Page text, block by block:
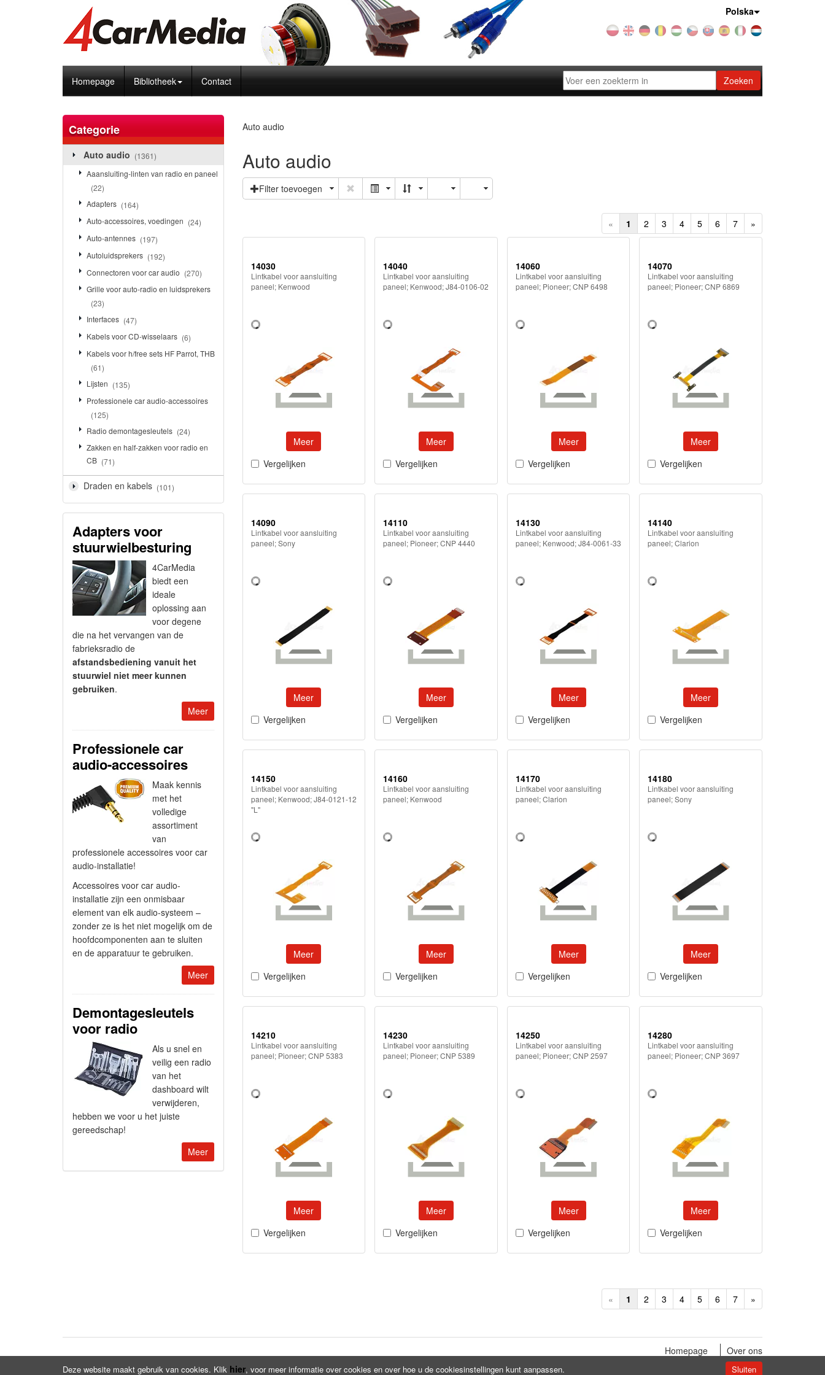
Polska
Homepage Bibliotheek Contact Zoeken
Categorie
Auto audio (1361)
Aaansluiting-linten van radio en paneel
(22)
Adapters (164)
Auto-accessoires, voedingen (24)
Auto-antennes (197)
Autoluidsprekers (192)
Connectoren voor car audio (270)
Grille voor auto-radio en luidsprekers
(23)
Interfaces (47)
Kabels voor CD-wisselaars (6)
Kabels voor h/free sets HF Parrot, THB
(61)
Lijsten (135)
Professionele car audio-accessoires
(125)
Radio demontagesleutels (24)
Zakken en half-zakken voor radio en
CB (71)
Draden en kabels (101)
Adapters voor
stuurwielbesturing
4CarMedia
biedt een
ideale
oplossing aan
voor degene
die na het vervangen van de
fabrieksradio de
afstandsbediening vanuit het
stuurwiel niet meer kunnen
gebruiken.
Meer
Professionele car
audio-accessoires
Maak kennis
met het
volledige
assortiment
van
professionele accessoires voor car
audio-installatie!
Accessoires voor car audio-
installatie zijn een onmisbaar
element van elk audio-systeem –
zonder ze is het niet mogelijk om de
hoofdcomponenten aan te sluiten
en de apparatuur te gebruiken.
Meer
Demontagesleutels
voor radio
Als u snel en
veilig een radio
van het
dashboard wilt
verwijderen,
hebben we voor u het juiste
gereedschap!
Meer
Auto audio
Auto audio
Filter toevoegen
« 1 2 3 4 5 6 7 »
14030
Lintkabel voor aansluiting
paneel; Kenwood
Meer
Vergelijken
14040
Lintkabel voor aansluiting
paneel; Kenwood; J84-0106-02
Meer
Vergelijken
14060
Lintkabel voor aansluiting
paneel; Pioneer; CNP 6498
Meer
Vergelijken
14070
Lintkabel voor aansluiting
paneel; Pioneer; CNP 6869
Meer
Vergelijken
14090
Lintkabel voor aansluiting
paneel; Sony
Meer
Vergelijken
14110
Lintkabel voor aansluiting
paneel; Pioneer; CNP 4440
Meer
Vergelijken
14130
Lintkabel voor aansluiting
paneel; Kenwood; J84-0061-33
Meer
Vergelijken
14140
Lintkabel voor aansluiting
paneel; Clarion
Meer
Vergelijken
14150
Lintkabel voor aansluiting
paneel; Kenwood; J84-0121-12
"L"
Meer
Vergelijken
14160
Lintkabel voor aansluiting
paneel; Kenwood
Meer
Vergelijken
14170
Lintkabel voor aansluiting
paneel; Clarion
Meer
Vergelijken
14180
Lintkabel voor aansluiting
paneel; Sony
Meer
Vergelijken
14210
Lintkabel voor aansluiting
paneel; Pioneer; CNP 5383
Meer
Vergelijken
14230
Lintkabel voor aansluiting
paneel; Pioneer; CNP 5389
Meer
Vergelijken
14250
Lintkabel voor aansluiting
paneel; Pioneer; CNP 2597
Meer
Vergelijken
14280
Lintkabel voor aansluiting
paneel; Pioneer; CNP 3697
Meer
Vergelijken
« 1 2 3 4 5 6 7 »
Homepage
Over ons
4carmedia
Deze website maakt gebruik van cookies. Klik hier, voor meer informatie over cookies en over hoe u de cookiesinstellingen kunt aanpassen. Sluiten